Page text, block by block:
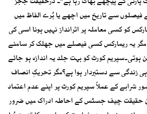
فیصلوں سے تاریخ میں اچھے یا بُرے الفاظ میں
کو کسی معاملہ پر اثرانداز نہیں ہونا اسی کی
یہ ریمارکس کسی فیصلے میں جھلک کر سامنے
ہوتی۔سپریم کورٹ کو بہت جلد یہ اندازہ ہو جائے
زندگی سے دستبردار ہوا ہے؟مگر تحریکِ انصاف
شرابے کے عملاً سپریم کورٹ پر اپنے عدم اعتماد
حقیقت چیف جسٹس کے احاطہ ادراک میں ضرور